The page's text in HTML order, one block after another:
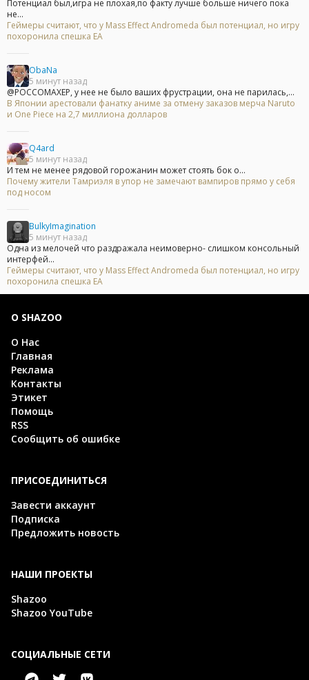
Потенциал был,игра не плохая,по факту лучше больше ничего пока
не...
Геймеры считают, что у Mass Effect Andromeda был потенциал, но игру
похоронила спешка EA
ObaNa
5 минут назад
@POCCOMAXEP, у нее не было ваших фрустрации, она не парилась,...
В Японии арестовали фанатку аниме за отмену заказов мерча Naruto
и One Piece на 2,7 миллиона долларов
Q4ard
5 минут назад
И тем не менее рядовой горожанин может стоять бок о...
Почему жители Тамриэля в упор не замечают вампиров прямо у себя
под носом
BulkyImagination
5 минут назад
Одна из мелочей что раздражала неимоверно- слишком консольный
интерфей...
Геймеры считают, что у Mass Effect Andromeda был потенциал, но игру
похоронила спешка EA
О SHAZOO
О Нас
Главная
Реклама
Контакты
Этикет
Помощь
RSS
Сообщить об ошибке
ПРИСОЕДИНИТЬСЯ
Завести аккаунт
Подписка
Предложить новость
НАШИ ПРОЕКТЫ
Shazoo
Shazoo YouTube
СОЦИАЛЬНЫЕ СЕТИ